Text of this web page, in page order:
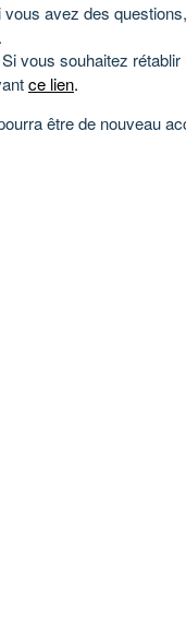
vous avez des
.
vous souhaitez
ce lien.
être de nouveau